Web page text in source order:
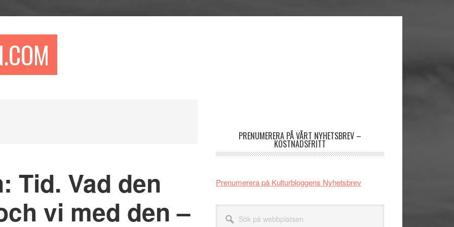
Tid. Vad den
vi med den –
PRENUMERERA PÅ VÅRT NYHETSBREV –
KOSTNADSFRITT
Prenumerera på Kulturbloggens Nyhetsbrev